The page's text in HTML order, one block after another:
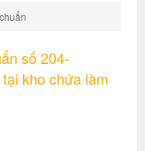
số 204-
kho chứa làm